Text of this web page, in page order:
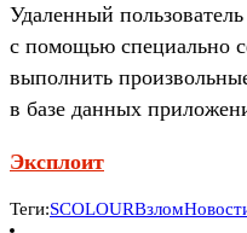
Удаленный
с помощью специально
выполнить
в базе данных
Эксплоит
Теги:SCOLOURВзлом